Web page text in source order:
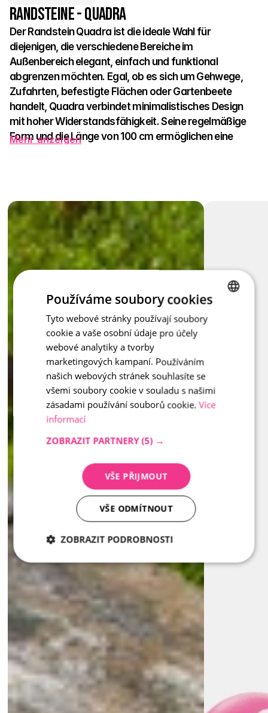
Randsteine - Quadra
Der Randstein Quadra ist die ideale Wahl für
diejenigen, die verschiedene Bereiche im
Außenbereich elegant, einfach und funktional
abgrenzen möchten. Egal, ob es sich um Gehwege,
Zufahrten, befestigte Flächen oder Gartenbeete
handelt, Quadra verbindet minimalistisches Design
mit hoher Widerstandsfähigkeit. Seine regelmäßige
Form und die Länge von 100 cm ermöglichen eine
stand, ohne an Stabilität oder Ästhetik einzubüßen. Erhältlich
in den Farbtönen Naturel, Prato und Capua
, sodass er sich
wunderbar mit der umliegenden Pflasterung oder
architektonischen Elementen abstimmen lässt. Quadra ist
ideal dort, wo man möchte, dass alles sauber aussieht und
seine Form behält.
Stimmt der Ton des Pflasters? Dann stimmt auch der
Randstein. Mit Quadra haben Sie Linien und Stil unter
Mehr anzeigen
Inspiration - Quadra
CZECH
Používáme soubory cookies
Tyto webové stránky používají soubory
cookie a vaše osobní údaje pro účely
webové analytiky a tvorby
marketingových kampaní. Používáním
našich webových stránek souhlasíte se
všemi soubory cookie v souladu s našimi
zásadami používání souborů cookie. Více
informací
ZOBRAZIT PARTNERY (5) →
VŠE PŘIJMOUT
VŠE ODMÍTNOUT
ZOBRAZIT PODROBNOSTI
Nezbytně
nutné
Analytika Marketing
Nezbytně nutné soubory
Analytika
Marketing
Nezbytně nutné soubory cookie umožňují základní